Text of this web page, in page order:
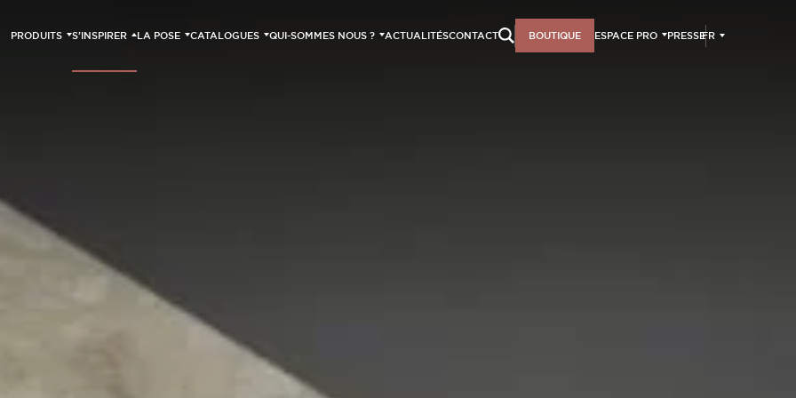
PRODUITS S’INSPIRER LA POSE CATALOGUES QUI-SOMMES NOUS ? ACTUALITÉSCONTACT BOUTIQUE ESPACE PRO PRESSEFR